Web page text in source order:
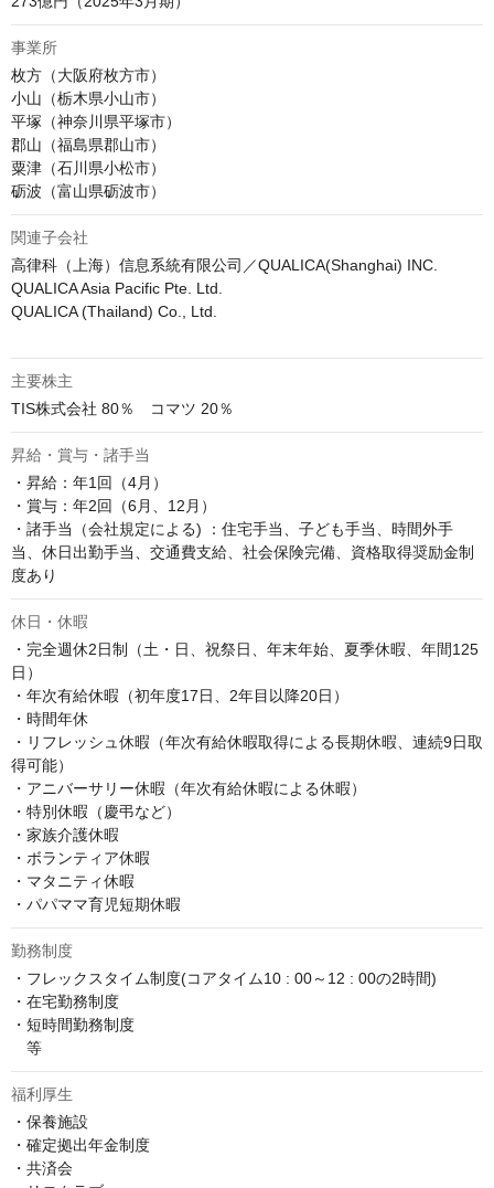
事業所
枚方（大阪府枚方市）
小山（栃木県小山市）
平塚（神奈川県平塚市）
郡山（福島県郡山市）
粟津（石川県小松市）
砺波（富山県砺波市）
関連子会社
高律科（上海）信息系統有限公司／QUALICA(Shanghai) INC.
QUALICA Asia Pacific Pte. Ltd.
QUALICA (Thailand) Co., Ltd.
主要株主
TIS株式会社 80％　コマツ 20％
昇給・賞与・諸手当
・昇給：年1回（4月）
・賞与：年2回（6月、12月）
・諸手当（会社規定による) ：住宅手当、子ども手当、時間外手
当、休日出勤手当、交通費支給、社会保険完備、資格取得奨励金制
度あり
休日・休暇
・完全週休2日制（土・日、祝祭日、年末年始、夏季休暇、年間125
日）
・年次有給休暇（初年度17日、2年目以降20日）
・時間年休
・リフレッシュ休暇（年次有給休暇取得による長期休暇、連続9日取
得可能）
・アニバーサリー休暇（年次有給休暇による休暇）
・特別休暇（慶弔など）
・家族介護休暇
・ボランティア休暇
・マタニティ休暇
・パパママ育児短期休暇
勤務制度
・フレックスタイム制度(コアタイム10 : 00～12 : 00の2時間)
・在宅勤務制度
・短時間勤務制度
等
福利厚生
・保養施設
・確定拠出年金制度
・共済会